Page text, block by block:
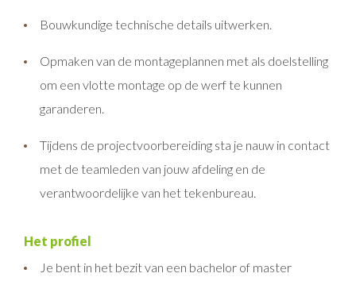
Bouwkundige technische details uitwerken.
Opmaken van de montageplannen met als doelstelling
om een vlotte montage op de werf te kunnen
garanderen.
Tijdens de projectvoorbereiding sta je nauw in contact
met de teamleden van jouw afdeling en de
verantwoordelijke van het tekenbureau.
Het profiel
Je bent in het bezit van een bachelor of master